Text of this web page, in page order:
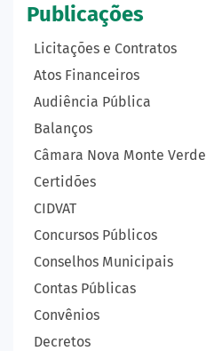
Publicações
Licitações e Contratos
Atos Financeiros
Audiência Pública
Balanços
Câmara Nova Monte Verde
Certidões
CIDVAT
Concursos Públicos
Conselhos Municipais
Contas Públicas
Convênios
Decretos